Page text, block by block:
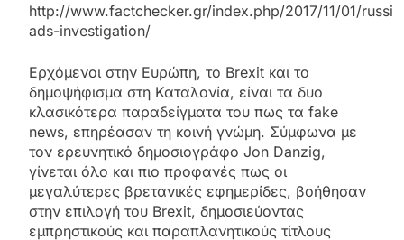
http://www.factchecker.gr/index.php/2017/11/01/
ads-investigation/
Ερχόμενοι στην Ευρώπη, το Brexit και το
δημοψήφισμα στη Καταλονία, είναι τα δυο
κλασικότερα παραδείγματα του πως τα fake
news, επηρέασαν τη κοινή γνώμη. Σύμφωνα με
τον ερευνητικό δημοσιογράφο Jon Danzig,
γίνεται όλο και πιο προφανές πως οι
μεγαλύτερες βρετανικές εφημερίδες, βοήθησαν
στην επιλογή του Brexit, δημοσιεύοντας
εμπρηστικούς και παραπλανητικούς τίτλους